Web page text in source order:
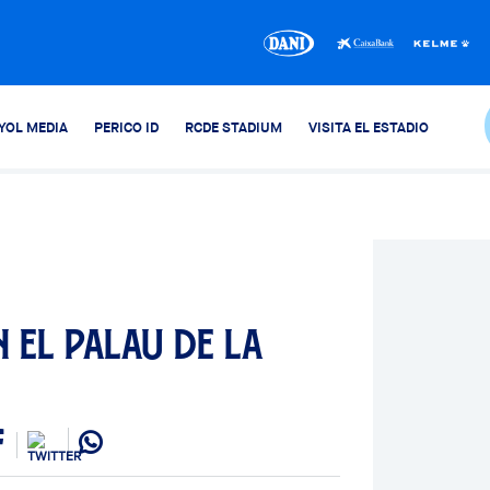
MEDIA PERICO ID RCDE STADIUM VISITA EL ESTADIO
el Palau de la